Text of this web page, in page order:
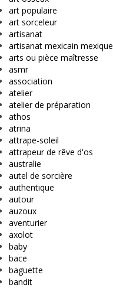
art populaire
art sorceleur
artisanat
artisanat mexicain mexique
arts ou pièce maîtresse
asmr
association
atelier
atelier de préparation
athos
atrina
attrape-soleil
attrapeur de rêve d'os
australie
autel de sorcière
authentique
autour
auzoux
aventurier
axolot
baby
bace
baguette
bandit